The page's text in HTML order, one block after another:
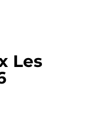
Les